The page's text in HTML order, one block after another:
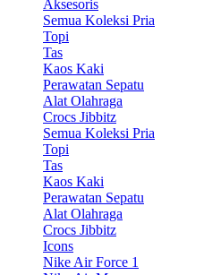
Aksesoris
Semua Koleksi Pria
Topi
Tas
Kaos Kaki
Perawatan Sepatu
Alat Olahraga
Crocs Jibbitz
Semua Koleksi Pria
Topi
Tas
Kaos Kaki
Perawatan Sepatu
Alat Olahraga
Crocs Jibbitz
Icons
Nike Air Force 1